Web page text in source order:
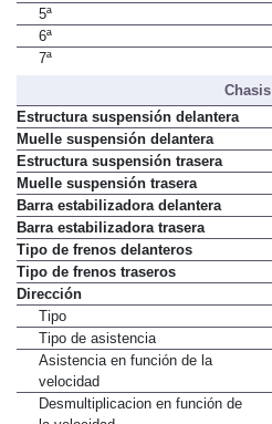
4ª
5ª
6ª
Chasis
Estructura suspensión delantera
Muelle suspensión delantera
Estructura suspensión trasera
Muelle suspensión trasera
Barra estabilizadora delantera
Barra estabilizadora trasera
Tipo de frenos delanteros
Tipo de frenos traseros
Dirección
Tipo
Tipo de asistencia
Asistencia en función de la
velocidad